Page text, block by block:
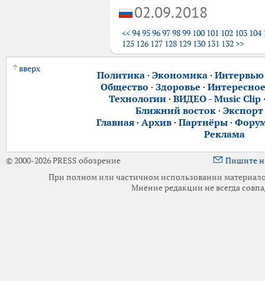
02.09.2018
<<949596979899 100 101 102 103 104
125 126 127 128 129 130 131 132 >>
вверх
Политика· Экономика· Интервью
Общество · Здоровье · Интересное
Технологии· ВИДЕО - Music Clip
Ближний восток ·
Главная· Архив· Партнёры·
Реклама
© 2000-2026 PRESS обозрение
Пишите
При полном или частичном использовании
Мнение редакции не всегда